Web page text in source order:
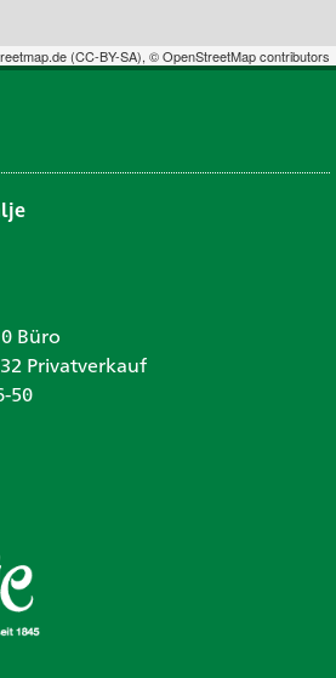
(CC-BY-SA), © OpenStreetMap contributors
Büro
Privatverkauf
50